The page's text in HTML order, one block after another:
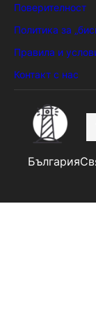
Поверителност
Политика за
Правила и
Контакт с нас
България